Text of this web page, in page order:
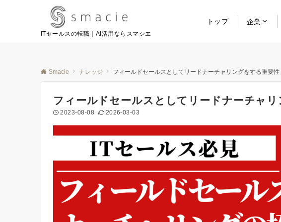
ITセールスの転職｜AI活用ならスマシエ
トップ 企業
Smacie ナレッジ フィールドセールスとしてリードナーチャリングをする重要性
フィールドセールスとしてリードナーチャ
2023-08-08 2026-03-03